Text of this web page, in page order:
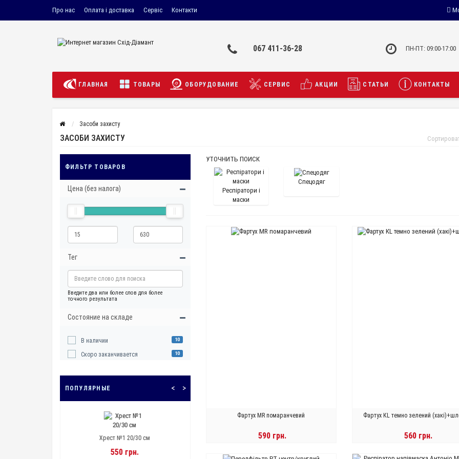
Про нас Оплата і доставка Сервіс Контакти
067 411-36-28 ПН-ПТ: 09:00-17:00
ГЛАВНАЯ ТОВАРЫ ОБОРУДОВАНИЕ СЕРВИС АКЦИИ СТАТЬИ КОНТАКТЫ
Засоби захисту
ЗАСОБИ ЗАХИСТУ
ФИЛЬТР ТОВАРОВ
Цена (без налога)
Тег
Введите два или более слов для более
точного результата
Состояние на складе
В наличии 10
Скоро заканчивается 10
ПОПУЛЯРНЫЕ
Хрест №2 20/30 см
< >
УТОЧНИТЬ ПОИСК
Респіратори і
маски
Спецодяг
Фартух MR помаранчевий
590 грн.
Фартух КL темно зелений
560 грн.